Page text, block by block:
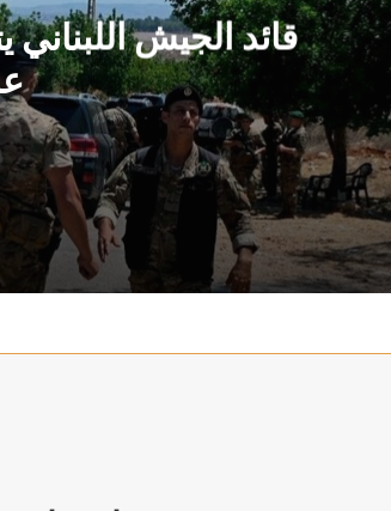
قائد الجيش اللبناني
منذ 7 ساعات
قائد الجيش اللبناني يتفقد بلدة زوطر